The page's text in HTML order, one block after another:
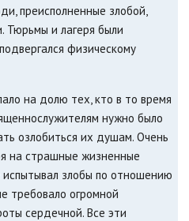
преисполненные злобой,
Тюрьмы и лагеря были
физическому
на долю тех, кто в то время
нужно было
озлобиться их душам. Очень
на страшные жизненные
испытывал злобы по отношению
требовало огромной
сердечной. Все эти